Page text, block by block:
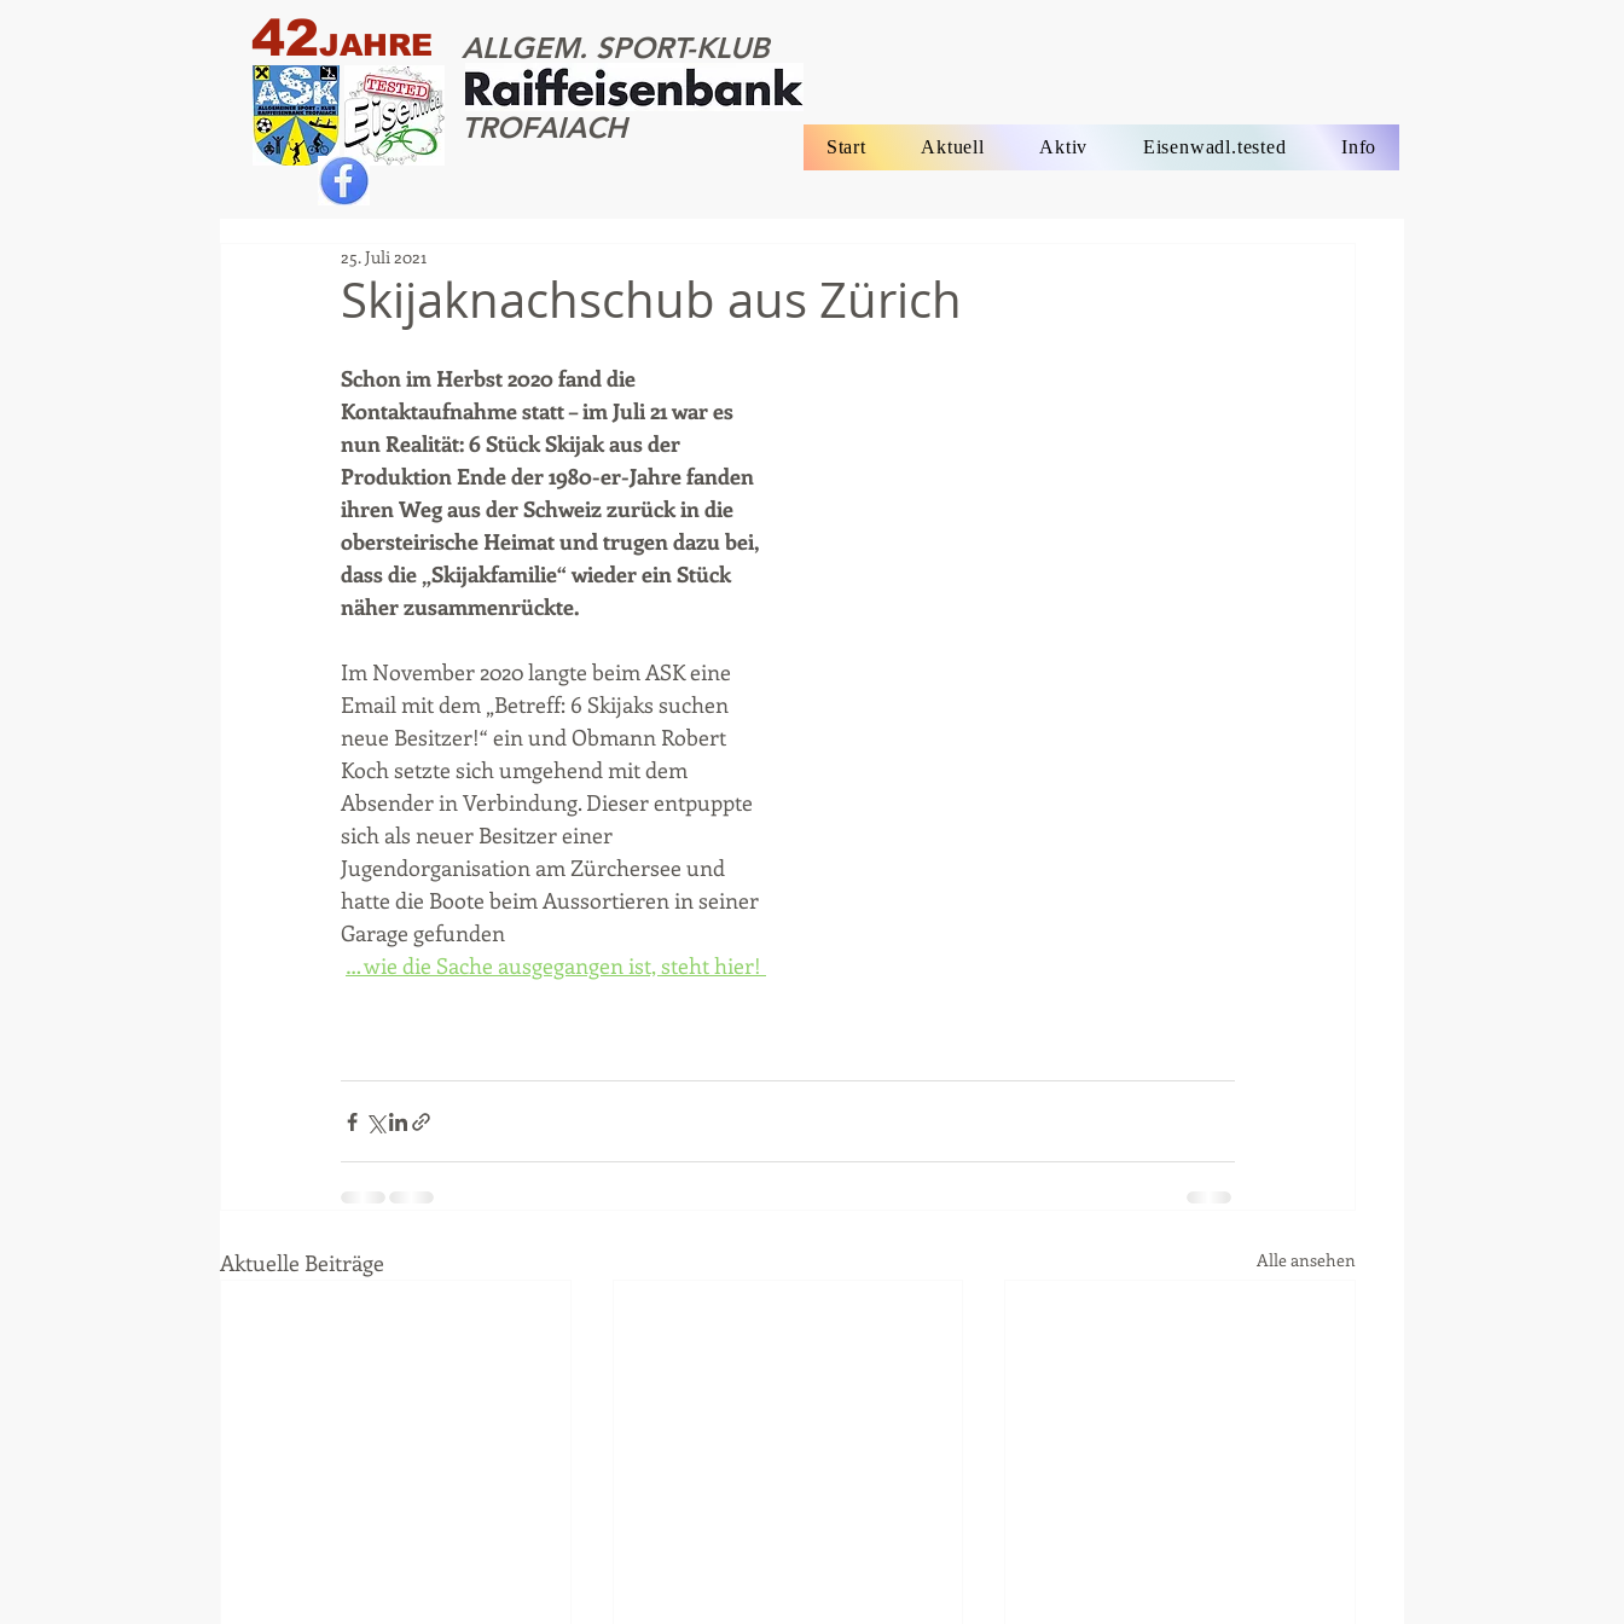
42JAHRE ALLGEM. SPORT-KLUB
TROFAIACH
Start Aktuell Aktiv Eisenwadl.tested Info
Skijaknachschub aus Zürich
25. Juli 2021
Schon im Herbst 2020 fand die
Kontaktaufnahme statt – im Juli 21 war es
nun Realität: 6 Stück Skijak aus der
Produktion Ende der 1980-er-Jahre fanden
ihren Weg aus der Schweiz zurück in die
obersteirische Heimat und trugen dazu bei,
dass die „Skijakfamilie“ wieder ein Stück
näher zusammenrückte.
Im November 2020 langte beim ASK eine
Email mit dem „Betreff: 6 Skijaks suchen
neue Besitzer!“ ein und Obmann Robert
Koch setzte sich umgehend mit dem
Absender in Verbindung. Dieser entpuppte
sich als neuer Besitzer einer
Jugendorganisation am Zürchersee und
hatte die Boote beim Aussortieren in seiner
Garage gefunden
… wie die Sache ausgegangen ist, steht hier!
Aktuelle Beiträge Alle ansehen